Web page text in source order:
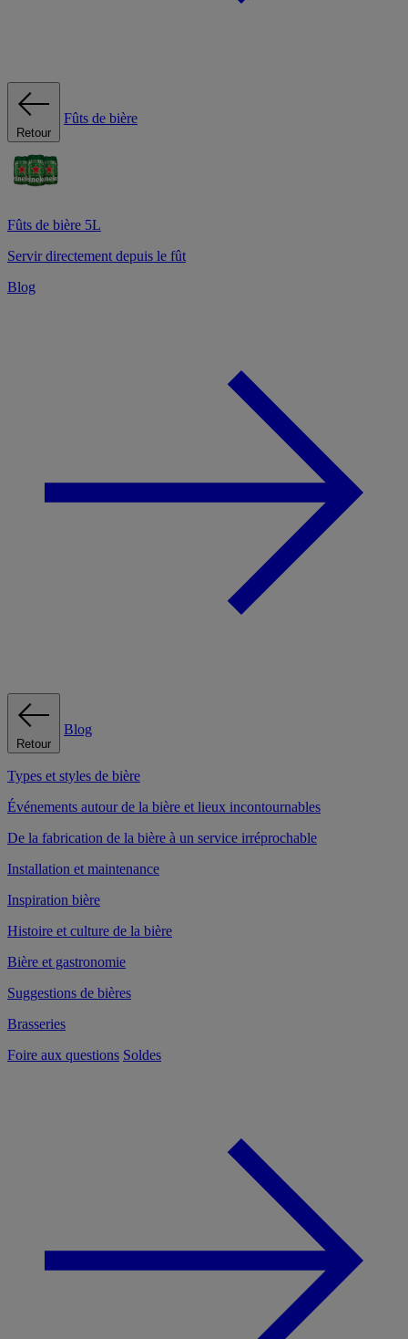
Retour
Fûts de bière
Fûts de bière 5L
Servir directement depuis le fût
Blog
Retour
Blog
Types et styles de bière
Événements autour de la bière et lieux incontournables
De la fabrication de la bière à un service irréprochable
Installation et maintenance
Inspiration bière
Histoire et culture de la bière
Bière et gastronomie
Suggestions de bières
Brasseries
Foire aux questions Soldes